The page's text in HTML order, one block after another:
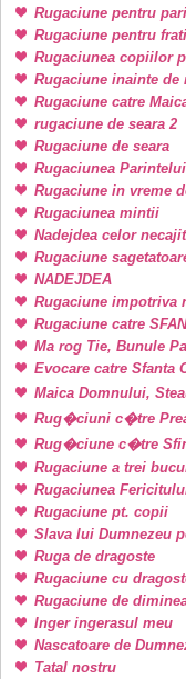
Rugaciune pentru
Rugaciune pentru
Rugaciunea copiilor
Rugaciune inainte de
Rugaciune catre
rugaciune de seara 2
Rugaciune de seara
Rugaciunea
Rugaciune in vreme
Rugaciunea mintii
Nadejdea celor
Rugaciune
NADEJDEA
Rugaciune impotriva
Rugaciune catre
Ma rog Tie, Bunule
Evocare catre Sfanta
Maica Domnului,
Rug�ciuni c�tre
Rug�ciune c�tre
Rugaciune a trei
Rugaciunea
Rugaciune pt. copii
Slava lui Dumnezeu
Ruga de dragoste
Rugaciune cu
Rugaciune de
Inger ingerasul meu
Nascatoare de
Tatal nostru